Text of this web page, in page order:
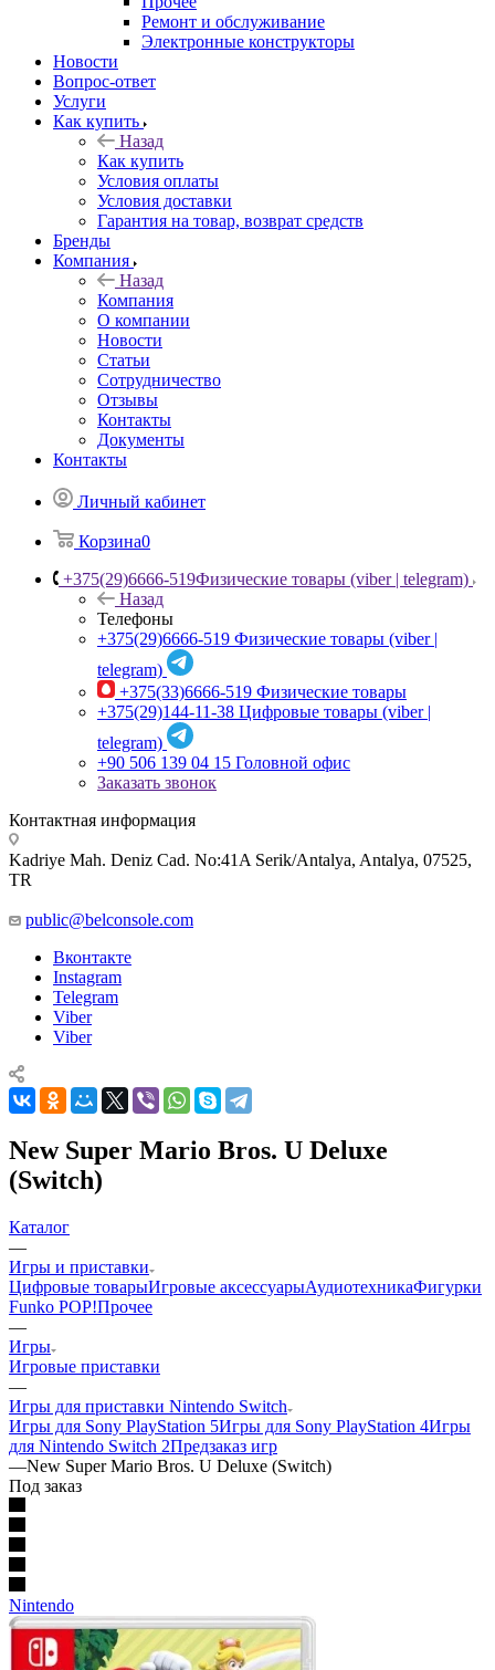
Ремонт и обслуживание
Электронные конструкторы
Новости
Вопрос-ответ
Услуги
Как купить
Назад
Как купить
Условия оплаты
Условия доставки
Гарантия на товар, возврат средств
Бренды
Компания
Назад
Компания
О компании
Новости
Статьи
Сотрудничество
Отзывы
Контакты
Документы
Контакты
Личный кабинет
Корзина0
+375(29)6666-519Физические товары (viber | telegram)
Назад
Телефоны
+375(29)6666-519 Физические товары (viber |
telegram)
+375(33)6666-519 Физические товары
+375(29)144-11-38 Цифровые товары (viber |
telegram)
+90 506 139 04 15 Головной офис
Заказать звонок
Контактная информация
Kadriye Mah. Deniz Cad. No:41A Serik/Antalya, Antalya, 07525,
TR
public@belconsole.com
Вконтакте
Instagram
Telegram
Viber
Viber
New Super Mario Bros. U Deluxe
(Switch)
Каталог
—
Игры и приставки
Цифровые товарыИгровые аксессуарыАудиотехникаФигурки
Funko POP!Прочее
—
Игры
Игровые приставки
—
Игры для приставки Nintendo Switch
Игры для Sony PlayStation 5Игры для Sony PlayStation 4Игры
для Nintendo Switch 2Предзаказ игр
—New Super Mario Bros. U Deluxe (Switch)
Под заказ
Nintendo